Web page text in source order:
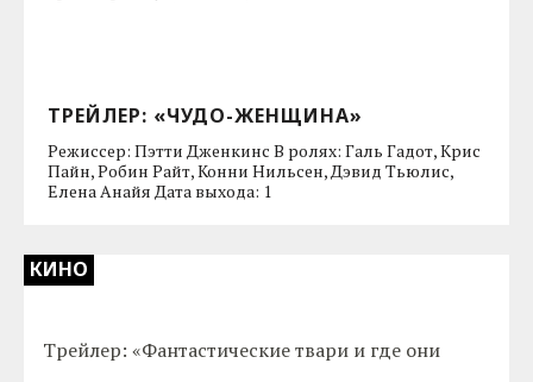
ТРЕЙЛЕР: «ЧУДО-ЖЕНЩИНА»
Режиссер: Пэтти Дженкинс В ролях: Галь Гадот, Крис
Пайн, Робин Райт, Конни Нильсен, Дэвид Тьюлис,
Елена Анайя Дата выхода: 1
КИНО